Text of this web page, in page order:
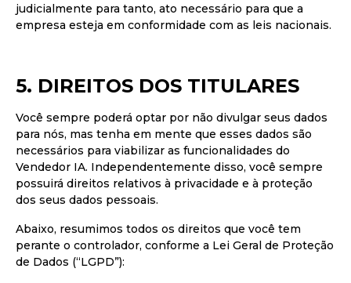
judicialmente para tanto, ato necessário para que a
empresa esteja em conformidade com as leis nacionais.
5. DIREITOS DOS TITULARES
Você sempre poderá optar por não divulgar seus dados
para nós, mas tenha em mente que esses dados são
necessários para viabilizar as funcionalidades do
Vendedor IA. Independentemente disso, você sempre
possuirá direitos relativos à privacidade e à proteção
dos seus dados pessoais.
Abaixo, resumimos todos os direitos que você tem
perante o controlador, conforme a Lei Geral de Proteção
de Dados (“LGPD”):